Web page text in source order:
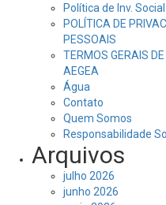
Política de Inv.
POLÍTICA DE
PESSOAIS
TERMOS GERAIS
AEGEA
Água
Contato
Quem Somos
Responsabilidade
Arquivos
julho 2026
junho 2026